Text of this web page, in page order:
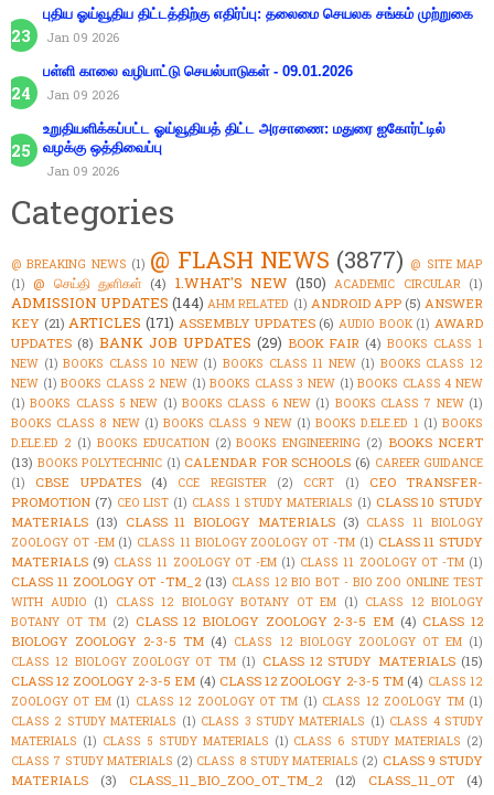
புதிய ஓய்வூதிய திட்டத்திற்கு எதிர்ப்பு: தலைமை செயலக சங்கம் முற்றுகை
Jan 09 2026
பள்ளி காலை வழிபாட்டு செயல்பாடுகள் - 09.01.2026
Jan 09 2026
உறுதியளிக்கப்பட்ட ஓய்வூதியத் திட்ட அரசாணை: மதுரை ஐகோர்ட்டில்
வழக்கு ஒத்திவைப்பு
Jan 09 2026
Categories
@ BREAKING NEWS (1) @ FLASH NEWS (3877) @ SITE MAP
(1) @ செய்தி துளிகள் (4) 1.WHAT'S NEW (150) ACADEMIC CIRCULAR (1)
ADMISSION UPDATES (144) AHM RELATED (1) ANDROID APP (5) ANSWER
KEY (21) ARTICLES (171) ASSEMBLY UPDATES (6) AUDIO BOOK (1) AWARD
UPDATES (8) BANK JOB UPDATES (29) BOOK FAIR (4) BOOKS CLASS 1
NEW (1) BOOKS CLASS 10 NEW (1) BOOKS CLASS 11 NEW (1) BOOKS CLASS 12
NEW (1) BOOKS CLASS 2 NEW (1) BOOKS CLASS 3 NEW (1) BOOKS CLASS 4 NEW
(1) BOOKS CLASS 5 NEW (1) BOOKS CLASS 6 NEW (1) BOOKS CLASS 7 NEW (1)
BOOKS CLASS 8 NEW (1) BOOKS CLASS 9 NEW (1) BOOKS D.ELE.ED 1 (1) BOOKS
D.ELE.ED 2 (1) BOOKS EDUCATION (2) BOOKS ENGINEERING (2) BOOKS NCERT
(13) BOOKS POLYTECHNIC (1) CALENDAR FOR SCHOOLS (6) CAREER GUIDANCE
(1)
CBSE UPDATES (4) CCE REGISTER (2) CCRT (1)
CEO TRANSFER-
PROMOTION (7) CEO LIST (1) CLASS 1 STUDY MATERIALS (1) CLASS 10 STUDY
MATERIALS (13) CLASS 11 BIOLOGY MATERIALS (3) CLASS 11 BIOLOGY
ZOOLOGY OT -EM (1) CLASS 11 BIOLOGY ZOOLOGY OT -TM (1) CLASS 11 STUDY
MATERIALS (9) CLASS 11 ZOOLOGY OT -EM (1) CLASS 11 ZOOLOGY OT -TM (1)
CLASS 11 ZOOLOGY OT -TM_2 (13) CLASS 12 BIO BOT - BIO ZOO ONLINE TEST
WITH AUDIO (1) CLASS 12 BIOLOGY BOTANY OT EM (1) CLASS 12 BIOLOGY
BOTANY OT TM (2) CLASS 12 BIOLOGY ZOOLOGY 2-3-5 EM (4) CLASS 12
BIOLOGY ZOOLOGY 2-3-5 TM (4) CLASS 12 BIOLOGY ZOOLOGY OT EM (1)
CLASS 12 BIOLOGY ZOOLOGY OT TM (1) CLASS 12 STUDY MATERIALS (15)
CLASS 12 ZOOLOGY 2-3-5 EM (4) CLASS 12 ZOOLOGY 2-3-5 TM (4) CLASS 12
ZOOLOGY OT EM (1) CLASS 12 ZOOLOGY OT TM (1) CLASS 12 ZOOLOGY TM (1)
CLASS 2 STUDY MATERIALS (1) CLASS 3 STUDY MATERIALS (1) CLASS 4 STUDY
MATERIALS (1) CLASS 5 STUDY MATERIALS (1) CLASS 6 STUDY MATERIALS (2)
CLASS 7 STUDY MATERIALS (2) CLASS 8 STUDY MATERIALS (2) CLASS 9 STUDY
MATERIALS
(3) CLASS_11_BIO_ZOO_OT_TM_2 (12) CLASS_11_OT
(4)